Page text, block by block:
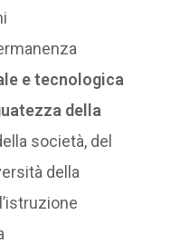
e tecnologica
della
società, del
della